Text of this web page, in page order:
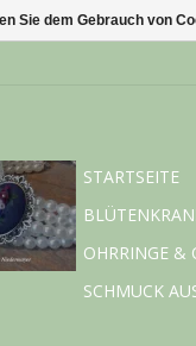
STARTSEITE
OHRRINGE &
SCHMUCK
Sie dem Gebrauch von